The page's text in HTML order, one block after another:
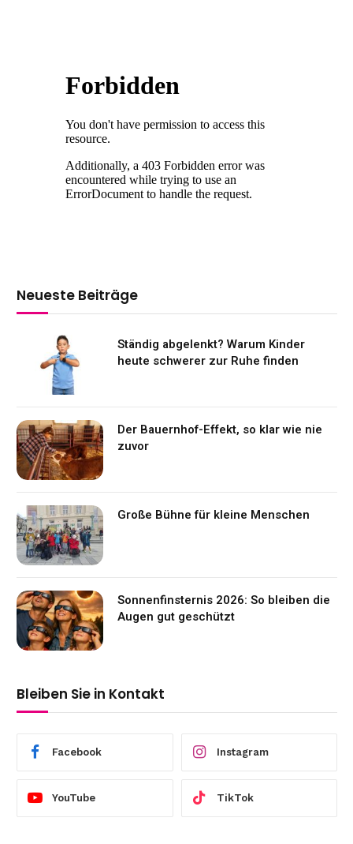
Neueste Beiträge
Ständig abgelenkt? Warum Kinder
heute schwerer zur Ruhe finden
Der Bauernhof-Effekt, so klar wie nie
zuvor
Große Bühne für kleine Menschen
Sonnenfinsternis 2026: So bleiben die
Augen gut geschützt
Bleiben Sie in Kontakt
Facebook Instagram
YouTube TikTok